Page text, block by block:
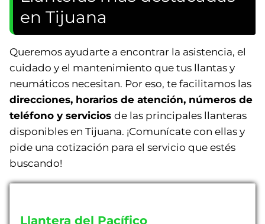
en Tijuana
Queremos ayudarte a encontrar la asistencia, el
cuidado y el mantenimiento que tus llantas y
neumáticos necesitan. Por eso, te facilitamos las
direcciones, horarios de atención, números de
teléfono y servicios de las principales llanteras
disponibles en Tijuana. ¡Comunícate con ellas y
pide una cotización para el servicio que estés
buscando!
Llantera del Pacífico